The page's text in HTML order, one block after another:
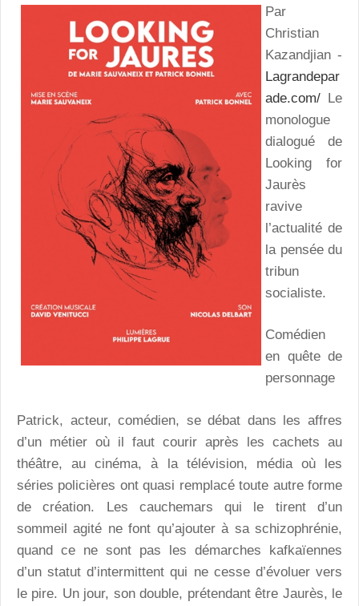
Par
Christian
Kazandjian -
Lagrandepar
ade.com/ Le
monologue
dialogué de
Looking for
Jaurès
ravive
l’actualité de
la pensée du
tribun
socialiste.
Comédien
en quête de
personnage
Patrick, acteur, comédien, se débat dans les affres
d’un métier où il faut courir après les cachets au
théâtre, au cinéma, à la télévision, média où les
séries policières ont quasi remplacé toute autre forme
de création. Les cauchemars qui le tirent d’un
sommeil agité ne font qu’ajouter à sa schizophrénie,
quand ce ne sont pas les démarches kafkaïennes
d’un statut d’intermittent qui ne cesse d’évoluer vers
le pire. Un jour, son double, prétendant être Jaurès, le